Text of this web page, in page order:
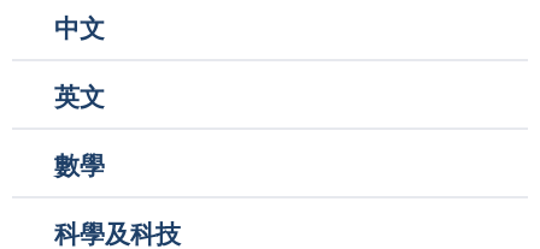
中文
英文
數學
科學及科技